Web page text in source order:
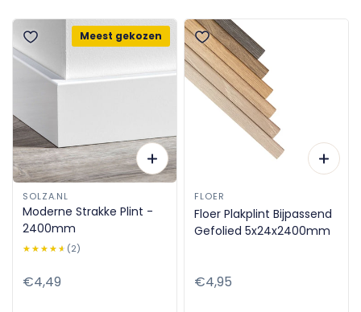
Meest gekozen
SOLZA.NL
Moderne Strakke Plint -
2400mm
★★★★★
★★★★★ (2)
Normale
€4,49
FLOER
Floer Plakplint Bijpassend
Gefolied 5x24x2400mm
Normale
€4,95